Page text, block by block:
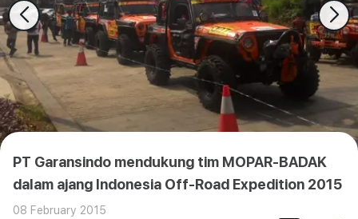
PT Garansindo mendukung tim MOPAR-BADAK
dalam ajang Indonesia Off-Road Expedition 2015
08 February 2015